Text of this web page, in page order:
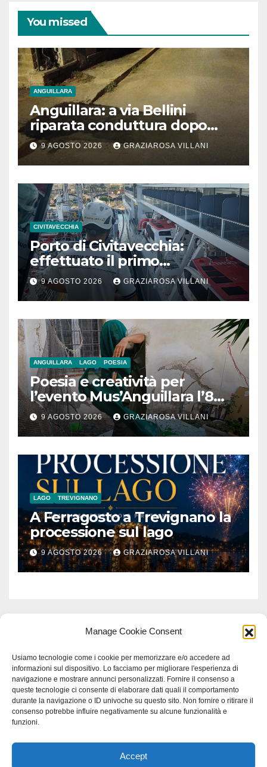
Manage Cookie Consent
Usiamo tecnologie come i cookie per memorizzare e/o accedere ad
informazioni sul dispositivo. Lo facciamo per migliorare l'esperienza di
navigazione e mostrare annunci personalizzati. Fornire il consenso a
queste tecnologie ci consente di elaborare dati quali il comportamento
durante la navigazione o ID univoche su questo sito. Non fornire o ritirare il
consenso potrebbe influire negativamente su alcune funzionalità e
funzioni.
Accept
You missed
ANGUILLARA
Anguillara: a via Bellini
riparata conduttura dopo
segnalazione IdD
9 AGOSTO 2026 GRAZIAROSA VILLANI
CIVITAVECCHIA
Porto di Civitavecchia:
effettuato il primo
rifornimento di GNL ad una
nave da crociera
9 AGOSTO 2026 GRAZIAROSA VILLANI
ANGUILLARA LAGO POESIA
Poesia e creatività per
l’evento Mus’Anguillara l’8
agosto 2026 al Museo
Contadino
9 AGOSTO 2026 GRAZIAROSA VILLANI
LAGO TREVIGNANO
A Ferragosto a Trevignano la
processione sul lago
9 AGOSTO 2026 GRAZIAROSA VILLANI
Proudly powered by WordPress|Tema: Newspaperex di